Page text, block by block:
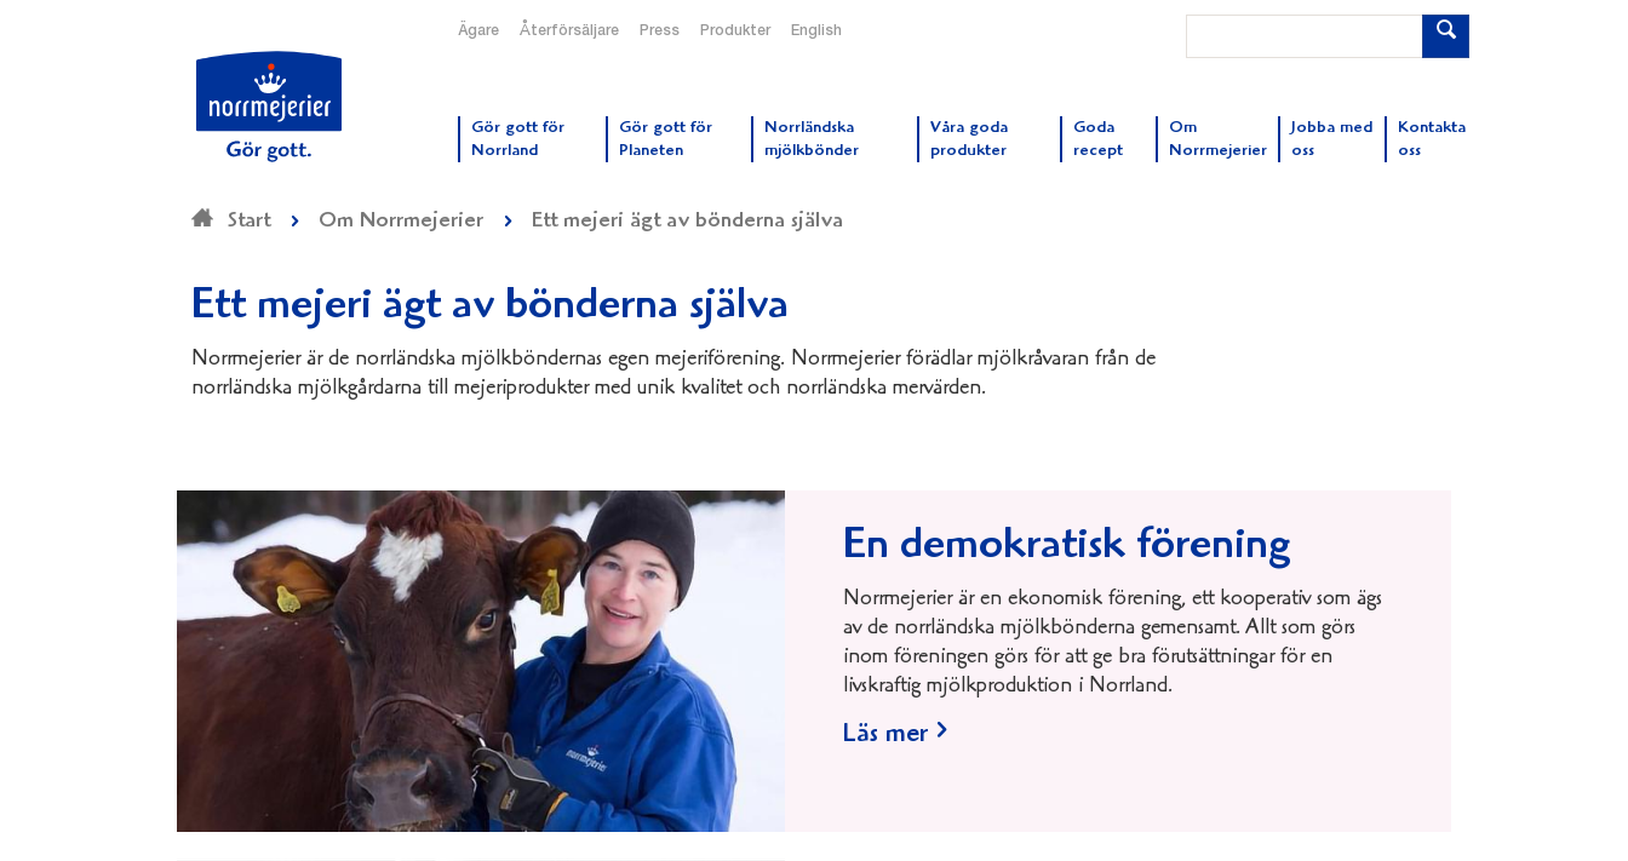
Ägare Återförsäljare Press Produkter English
Gör gott för
Norrland
Gör gott för
Planeten
Norrländska
mjölkbönder
Våra goda
produkter
Goda
recept
Om
Norrmejerier
Jobba med
oss
Kontakta
oss
Start Om Norrmejerier Ett mejeri ägt av bönderna själva
Ett mejeri ägt av bönderna själva
Norrmejerier är de norrländska mjölkböndernas egen mejeriförening. Norrmejerier förädlar mjölkråvaran från de
norrländska mjölkgårdarna till mejeriprodukter med unik kvalitet och norrländska mervärden.
En demokratisk förening
Norrmejerier är en ekonomisk förening, ett kooperativ som ägs
av de norrländska mjölkbönderna gemensamt. Allt som görs
inom föreningen görs för att ge bra förutsättningar för en
livskraftig mjölkproduktion i Norrland.
Läs mer